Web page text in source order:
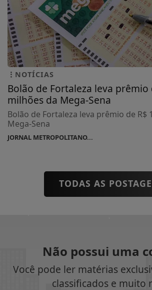
NOTÍCIAS
Bolão de Fortaleza leva prêmio
milhões da Mega-Sena
Bolão de Fortaleza leva prêmio de R$
Mega-Sena
JORNAL METROPOLITANO...
TODAS AS
Não possui uma
Você pode ler matérias
classificados e muito